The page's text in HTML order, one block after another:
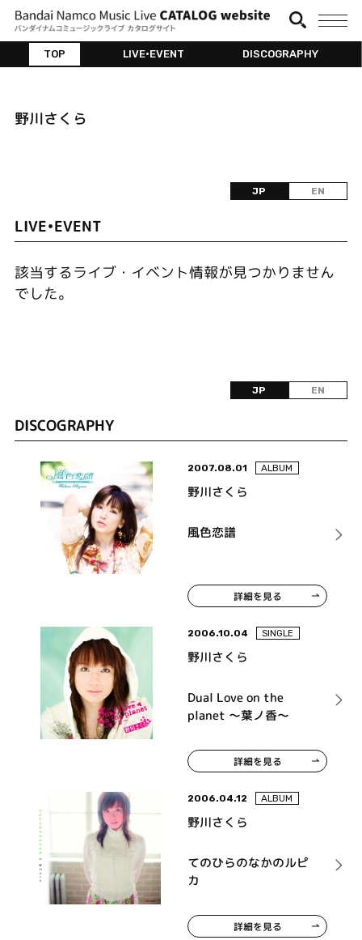
TOP LIVE•EVENT DISCOGRAPHY
野川さくら
JP EN
LIVE•EVENT
該当するライブ・イベント情報が見つかりません
でした。
JP EN
DISCOGRAPHY
2007.08.01 ALBUM
野川さくら
風色恋譜
詳細を見る
2006.10.04 SINGLE
野川さくら
Dual Love on the
planet ～葉ノ香～
詳細を見る
2006.04.12 ALBUM
野川さくら
てのひらのなかのルピ
カ
詳細を見る